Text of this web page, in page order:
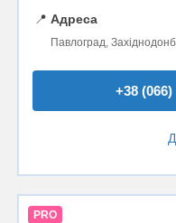
📍 Адреса
Павлоград,
+38 (066)
PRO